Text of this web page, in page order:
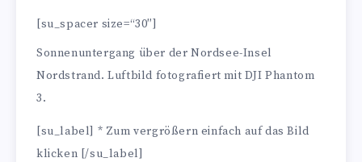
[su_spacer size=“30″]
Sonnenuntergang über der Nordsee-Insel
Nordstrand. Luftbild fotografiert mit DJI Phantom
3.
[su_label] * Zum vergrößern einfach auf das Bild
klicken [/su_label]